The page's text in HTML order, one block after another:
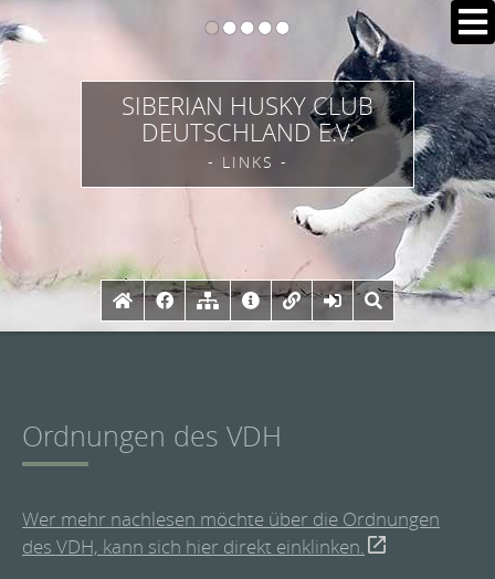
SIBERIAN HUSKY CLUB
DEUTSCHLAND E.V.
- LINKS -
Ordnungen des VDH
Wer mehr nachlesen möchte über die Ordnungen
des VDH, kann sich hier direkt einklinken.